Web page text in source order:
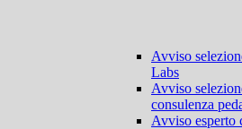
Avviso
Labs
Avviso
consulenza
Avviso esperto